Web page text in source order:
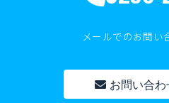
メールでのお問い
お問い合